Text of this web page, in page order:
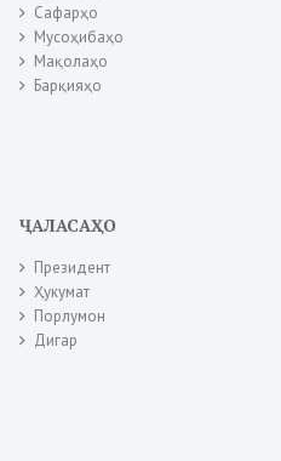
Сафарҳо
Мусоҳибаҳо
Мақолаҳо
Барқияҳо
ҶАЛАСАҲО
Президент
Ҳукумат
Порлумон
Дигар